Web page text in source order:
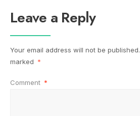
Leave a Reply
Your email address will not be published.
marked *
Comment *